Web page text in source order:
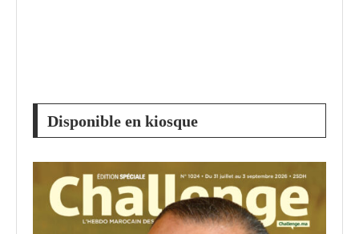
Disponible en kiosque